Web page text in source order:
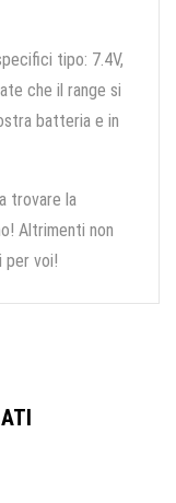
tipo: 7.4V,
che il range si
batteria e in
trovare la
Altrimenti non
per voi!